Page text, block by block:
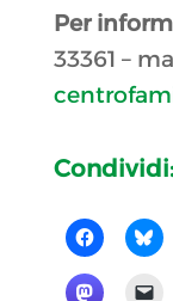
Per
33361 –
Condividi: